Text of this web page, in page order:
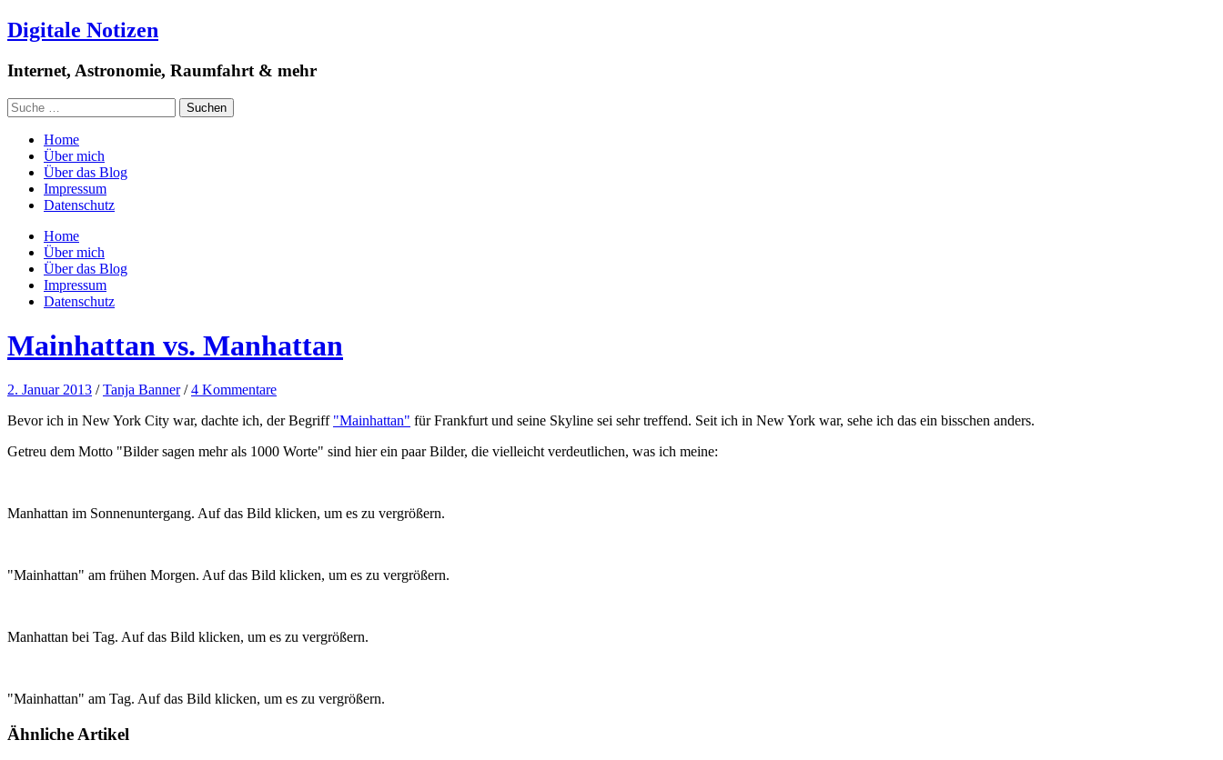
Digitale Notizen
Internet, Astronomie, Raumfahrt & mehr
Home
Über mich
Über das Blog
Impressum
Datenschutz
Home
Über mich
Über das Blog
Impressum
Datenschutz
Mainhattan vs. Manhattan
2. Januar 2013 /Tanja Banner /4 Kommentare
Bevor ich in New York City war, dachte ich, der Begriff "Mainhattan" für Frankfurt und seine Skyline sei sehr treffend. Seit ich in New York war, sehe ich das ein bisschen anders.
Getreu dem Motto "Bilder sagen mehr als 1000 Worte" sind hier ein paar Bilder, die vielleicht verdeutlichen, was ich meine:
Manhattan im Sonnenuntergang. Auf das Bild klicken, um es zu vergrößern.
"Mainhattan" am frühen Morgen. Auf das Bild klicken, um es zu vergrößern.
Manhattan bei Tag. Auf das Bild klicken, um es zu vergrößern.
"Mainhattan" am Tag. Auf das Bild klicken, um es zu vergrößern.
Ähnliche Artikel